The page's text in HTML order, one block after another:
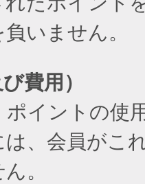
いません。
費用）
イントの使
、会員がこ
。